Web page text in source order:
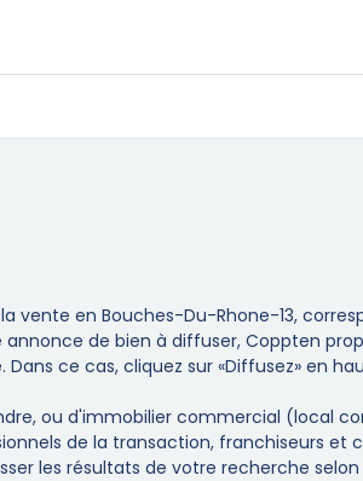
en Bouches-Du-Rhone-13,
de bien à diffuser, Coppten
ce cas, cliquez sur «Diffusez» en
ou d'immobilier commercial (local
de la transaction, franchiseurs et
les résultats de votre recherche